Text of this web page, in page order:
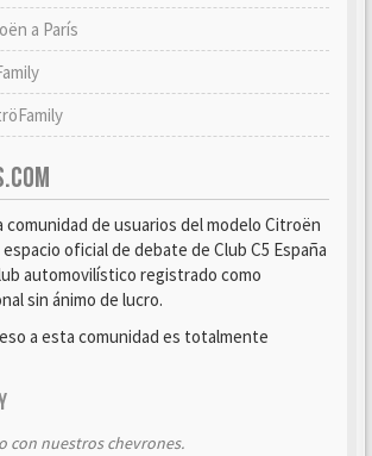
a París
comunidad de usuarios del modelo Citroën
oficial de debate de Club C5 España
automovilístico registrado como
sin ánimo de lucro.
a esta comunidad es totalmente
con nuestros chevrones.